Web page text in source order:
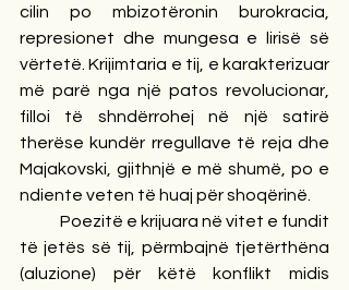
cilin po mbizotëronin burokracia,
represionet dhe mungesa e lirisë së
vërtetë. Krijimtaria e tij, e karakterizuar
më parë nga një patos revolucionar,
filloi të shndërrohej në një satirë
therëse kundër rregullave të reja dhe
Majakovski, gjithnjë e më shumë, po e
ndiente veten të huaj për shoqërinë.
Poezitë e krijuara në vitet e fundit
të jetës së tij, përmbajnë tjetërthëna
(aluzione) për këtë konflikt midis